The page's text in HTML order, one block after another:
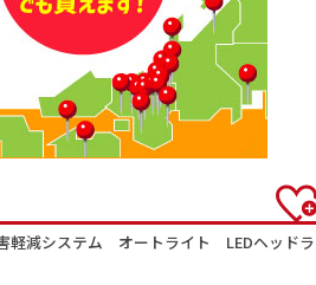
減システム オートライト LEDヘッドラ